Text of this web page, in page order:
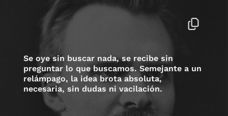
Se oye sin buscar nada, se recibe sin
preguntar lo que buscamos. Semejante a un
relámpago, la idea brota absoluta,
necesaria, sin dudas ni vacilación.